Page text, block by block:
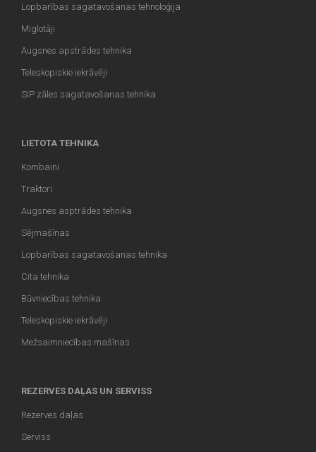
Lopbarības sagatavošanas tehnoloģija
Miglotāji
Augsnes apstrādes tehnika
Teleskopiskie iekrāvēji
SIP zāles sagatavošanas tehnika
LIETOTA TEHNIKA
Kombaini
Traktori
Augsnes asptrādes tehnika
Sējmašīnas
Lopbarības sagatavošanas tehnika
Cita tehnika
Būvniecības tehnika
Teleskopiskie iekrāvēji
Mežsaimniecības mašīnas
REZERVES DAĻAS UN SERVISS
Rezerves daļas
Serviss